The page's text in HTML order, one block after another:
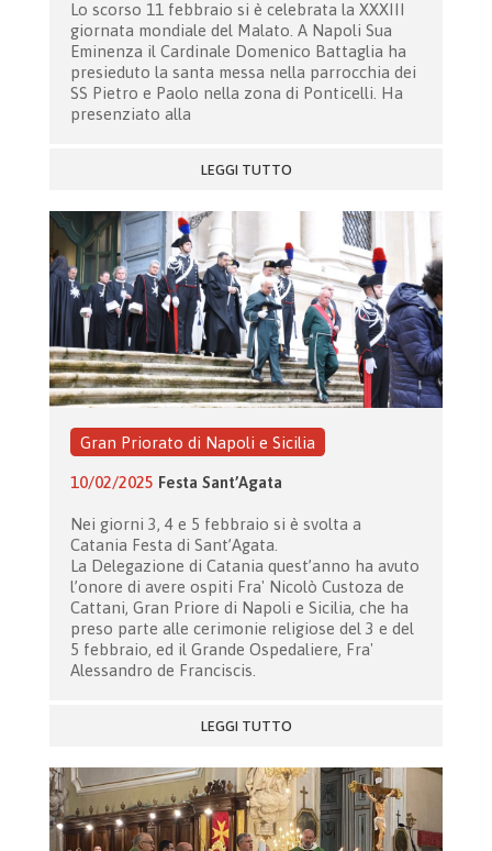
Lo scorso 11 febbraio si è celebrata la XXXIII
giornata mondiale del Malato. A Napoli Sua
Eminenza il Cardinale Domenico Battaglia ha
presieduto la santa messa nella parrocchia dei
SS Pietro e Paolo nella zona di Ponticelli. Ha
presenziato alla
LEGGI TUTTO
Gran Priorato di Napoli e Sicilia
10/02/2025 Festa Sant’Agata
Nei giorni 3, 4 e 5 febbraio si è svolta a
Catania Festa di Sant’Agata.
La Delegazione di Catania quest’anno ha avuto
l’onore di avere ospiti Fra' Nicolò Custoza de
Cattani, Gran Priore di Napoli e Sicilia, che ha
preso parte alle cerimonie religiose del 3 e del
5 febbraio, ed il Grande Ospedaliere, Fra'
Alessandro de Franciscis.
LEGGI TUTTO